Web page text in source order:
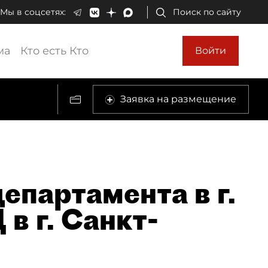
Мы в соцсетях: Поиск по сайту
Кто есть Кто Войти
Заявка на размещение
в г.
г. Санкт-